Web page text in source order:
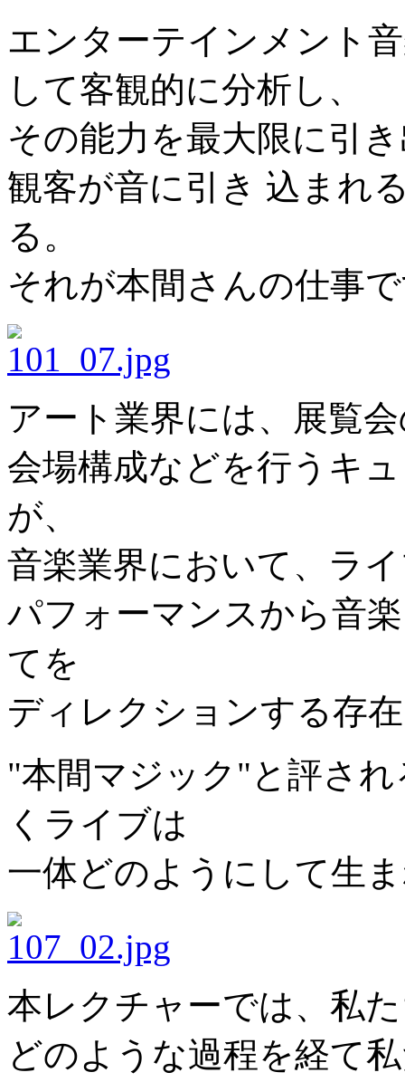
エンターテインメント
して客観的に分析し、
その能力を最大限に引
観客が音に引き 込まれ
る。
それが本間さんの仕事
アート業界には、展覧
会場構成などを行うキ
が、
音楽業界において、ラ
パフォーマンスから音
てを
ディレクションする存
"本間マジック"と評さ
くライブは
一体どのようにして生
本レクチャーでは、私
どのような過程を経て